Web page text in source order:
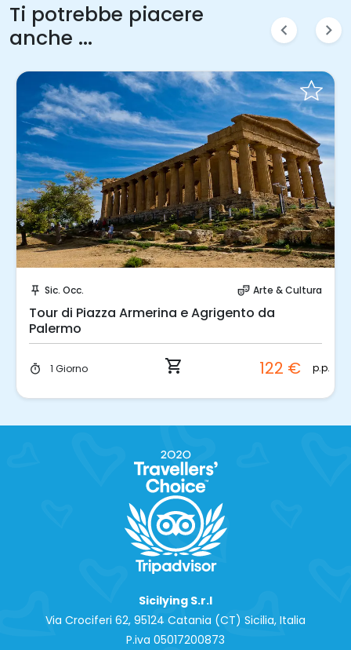
Ti potrebbe piacere
anche ...
chevron_left chevron_right
push_pin Sic. Occ. theater_comedy Arte & Cultura
Tour di Piazza Armerina e Agrigento da
Palermo
timer 1 Giorno shopping_cart 122 € p.p.
Sicilying S.r.l
Via Crociferi 62, 95124 Catania (CT) Sicilia, Italia
P.iva 0‍5017200873